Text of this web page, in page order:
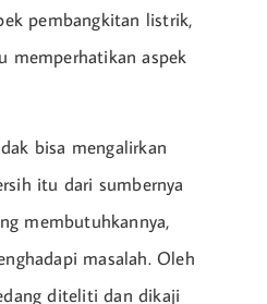
pembangkitan listrik,
memperhatikan aspek
bisa mengalirkan
itu dari sumbernya
membutuhkannya,
masalah. Oleh
diteliti dan dikaji